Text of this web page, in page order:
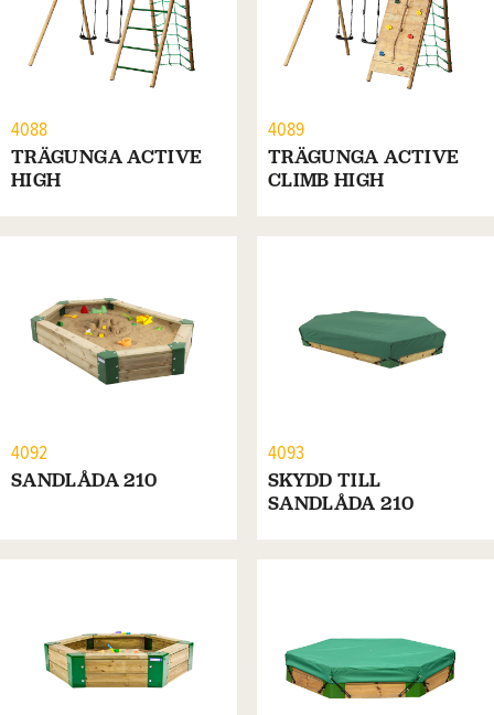
4088
TRÄGUNGA ACTIVE
HIGH
4089
TRÄGUNGA ACTIVE
CLIMB HIGH
4092
SANDLÅDA 210
4093
SKYDD TILL
SANDLÅDA 210